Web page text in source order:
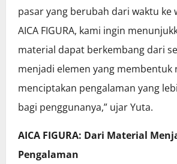
pasar yang berubah dari waktu ke
AICA FIGURA, kami ingin
material dapat berkembang dari
menjadi elemen yang membentuk
menciptakan pengalaman yang
bagi penggunanya,” ujar Yuta.
AICA FIGURA: Dari Material
Pengalaman